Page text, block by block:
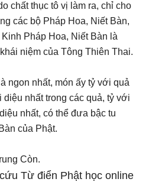
chất thục tô vị làm ra, chỉ cho
các bộ Pháp Hoa, Niết Bàn,
Pháp Hoa, Niết Bàn là
niệm của Tông Thiên Thai.
ngon nhất, món ấy tỷ với quả
diệu nhất trong các quả, tỷ với
nhất, có thể đưa bậc tu
của Phật.
Còn.
Từ điển Phật học online